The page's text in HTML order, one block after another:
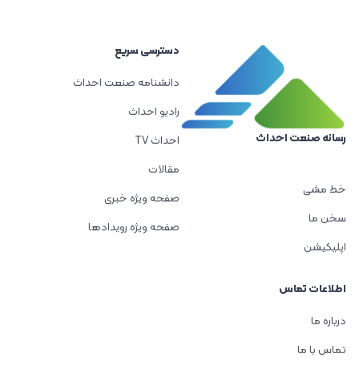
رسانه صنعت احداث
خط مشی
سخن ما
اپلیکیشن
دسترسی سریع
دانشنامه صنعت احداث
رادیو احداث
احداث TV
مقالات
صفحه ویژه خبری
صفحه ویژه رویدادها
اطلاعات تماس
درباره ما
تماس با ما